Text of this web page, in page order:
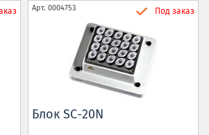
Арт. 0004753 Под заказ
Блок SC-20N